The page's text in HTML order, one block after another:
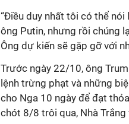
“Điều duy nhất tôi có thể
ông Putin, nhưng rồi chúng
Ông dự kiến sẽ gặp gỡ với
Trước ngày 22/10, ông
lệnh trừng phạt và những
cho Nga 10 ngày để đạt
chót 8/8 trôi qua, Nhà